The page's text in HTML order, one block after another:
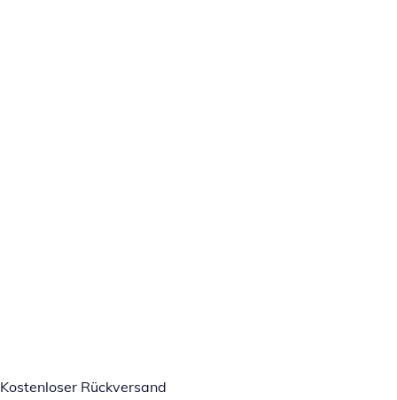
Kostenloser Rückversand